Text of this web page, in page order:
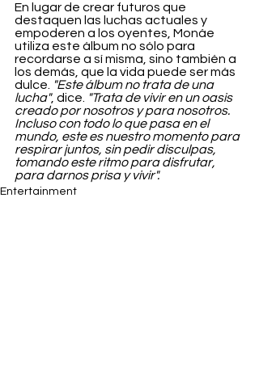
En lugar de crear futuros que
destaquen las luchas actuales y
empoderen a los oyentes, Monáe
utiliza este álbum no sólo para
recordarse a sí misma, sino también a
los demás, que la vida puede ser más
dulce.
"Este álbum no trata de una
lucha", dice.
"Trata de vivir en un oasis
creado por nosotros y para nosotros.
Incluso con todo lo que pasa en el
mundo, este es nuestro momento para
respirar juntos, sin pedir disculpas,
tomando este ritmo para disfrutar,
para darnos prisa y vivir".
Entertainment